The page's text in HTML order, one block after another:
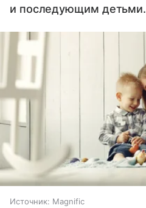
и последующим детьми.
Источник: Magnific